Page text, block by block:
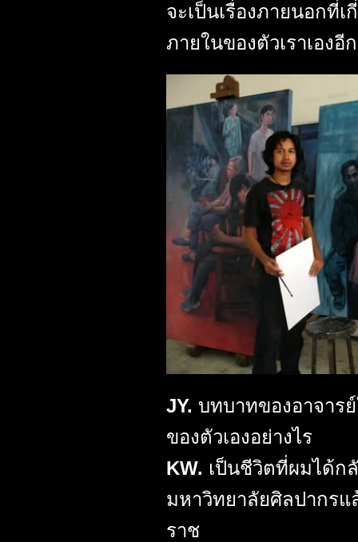
จะเป็นเรื่องภายนอกที่
ภายในของตัวเราเองอี
JY. บทบาทของอาจาร
ของตัวเองอย่างไร
KW. เป็นชีวิตที่ผมได้ก
มหาวิทยาลัยศิลปากร
ราช